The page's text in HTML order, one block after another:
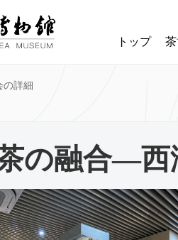
トップ
の詳細
の融合—西